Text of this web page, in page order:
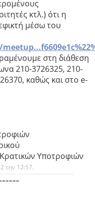
κτλ.) ότι η
μέσω του
στη διάθεση
210-3726325, 210-
καθώς και στο e-
Υποτροφιών
την 12:57.